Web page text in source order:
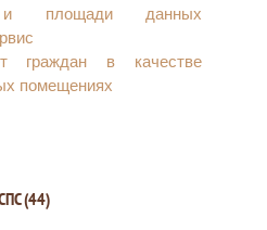
и площади данных
граждан в качестве
помещениях
технологическое
лица (за
присоединения
составляет до 15 кВт
(44)